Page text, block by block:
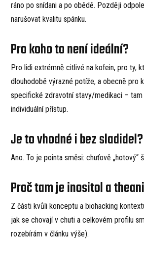
ráno po snídani a po obědě. Později
narušovat kvalitu spánku.
Pro koho to není ideální?
Pro lidi extrémně citlivé na kofein, pro ty,
dlouhodobě výrazné potíže, a obecně pro
specifické zdravotní stavy/medikaci –
individuální přístup.
Je to vhodné i bez sladidel?
Ano. To je pointa směsi: chuťově „hotový“
Proč tam je inositol a
Z části kvůli konceptu a biohacking
jak se chovají v chuti a celkovém profilu
rozebírám v článku výše).